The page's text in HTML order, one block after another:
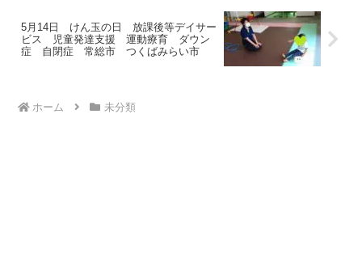
5月14日 けん玉の日 放課後等デイサー
ビス 児童発達支援 運動療育 ダウン
症 自閉症 常総市 つくばみらい市
ホーム 未分類